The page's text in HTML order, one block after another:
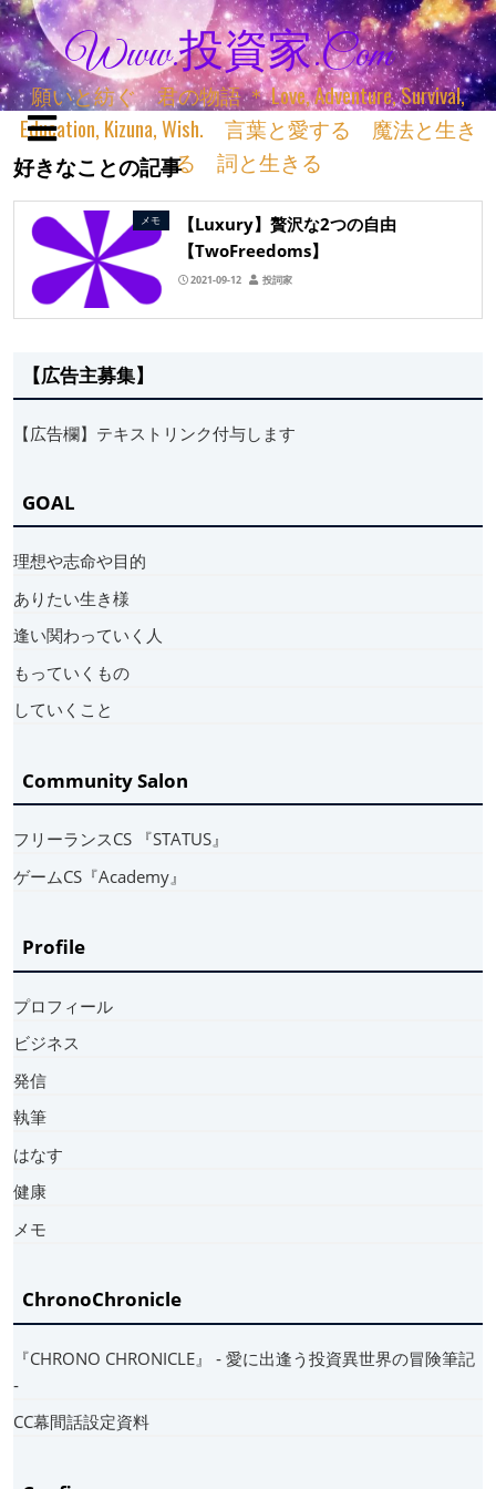
Www.投資家.com
願いと紡ぐ 君の物語 ＊ Love, Adventure, Survival,
Education, Kizuna, Wish. 言葉と愛する 魔法と生き
る 詞と生きる
好きなことの記事
メモ
【Luxury】贅沢な2つの自由
【TwoFreedoms】
2021-09-12 投詞家
【広告主募集】
【広告欄】テキストリンク付与します
GOAL
理想や志命や目的
ありたい生き様
逢い関わっていく人
もっていくもの
していくこと
Community Salon
フリーランスCS 『STATUS』
ゲームCS『Academy』
Profile
プロフィール
ビジネス
発信
執筆
はなす
健康
メモ
ChronoChronicle
『CHRONO CHRONICLE』 ‐ 愛に出逢う投資異世界の冒険筆記
‐
CC幕間話設定資料